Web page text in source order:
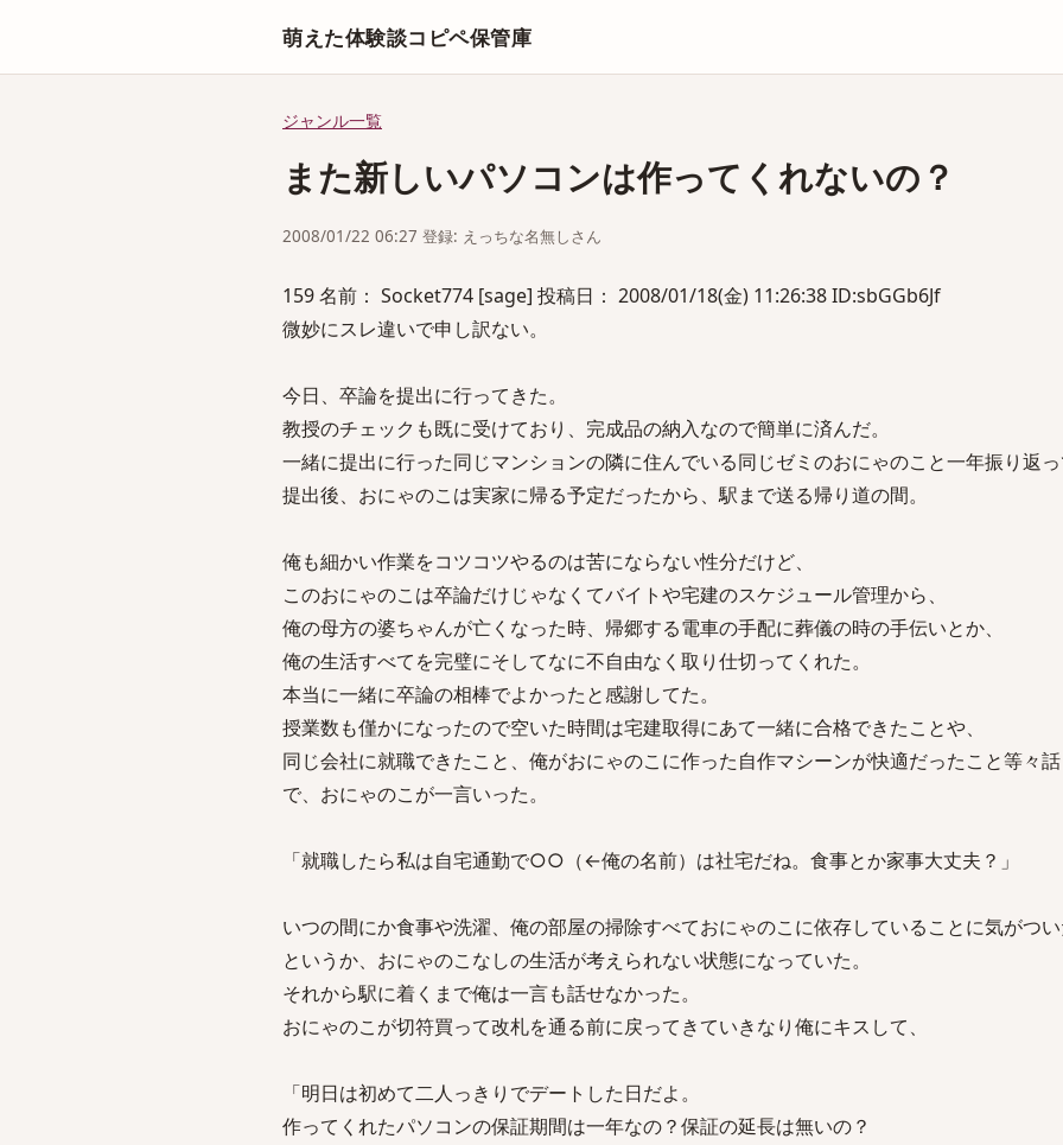
萌えた体験談コピペ保管庫
ジャンル一覧
また新しいパソコンは作ってくれないの？
2008/01/22 06:27 登録: えっちな名無しさん
159 名前： Socket774 [sage] 投稿日： 2008/01/18(金) 11:26:38 ID:sbGGb6Jf
微妙にスレ違いで申し訳ない。
今日、卒論を提出に行ってきた。
教授のチェックも既に受けており、完成品の納入なので簡単に済んだ。
一緒に提出に行った同じマンションの隣に住んでいる同じゼミのおにゃのこと一年振り返っ
提出後、おにゃのこは実家に帰る予定だったから、駅まで送る帰り道の間。
俺も細かい作業をコツコツやるのは苦にならない性分だけど、
このおにゃのこは卒論だけじゃなくてバイトや宅建のスケジュール管理から、
俺の母方の婆ちゃんが亡くなった時、帰郷する電車の手配に葬儀の時の手伝いとか、
俺の生活すべてを完璧にそしてなに不自由なく取り仕切ってくれた。
本当に一緒に卒論の相棒でよかったと感謝してた。
授業数も僅かになったので空いた時間は宅建取得にあて一緒に合格できたことや、
同じ会社に就職できたこと、俺がおにゃのこに作った自作マシーンが快適だったこと等々話
で、おにゃのこが一言いった。
「就職したら私は自宅通勤で○○（←俺の名前）は社宅だね。食事とか家事大丈夫？」
いつの間にか食事や洗濯、俺の部屋の掃除すべておにゃのこに依存していることに気がつい
というか、おにゃのこなしの生活が考えられない状態になっていた。
それから駅に着くまで俺は一言も話せなかった。
おにゃのこが切符買って改札を通る前に戻ってきていきなり俺にキスして、
「明日は初めて二人っきりでデートした日だよ。
作ってくれたパソコンの保証期間は一年なの？保証の延長は無いの？